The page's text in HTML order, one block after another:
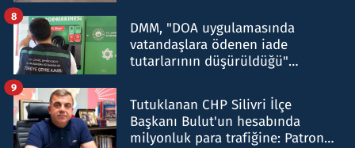
DMM, "DOA uygulamasında
vatandaşlara ödenen iade
tutarlarının düşürüldüğü"
8
Tutuklanan CHP Silivri İlçe
Başkanı Bulut'un hesabında
milyonluk para trafiğine: Patron
9